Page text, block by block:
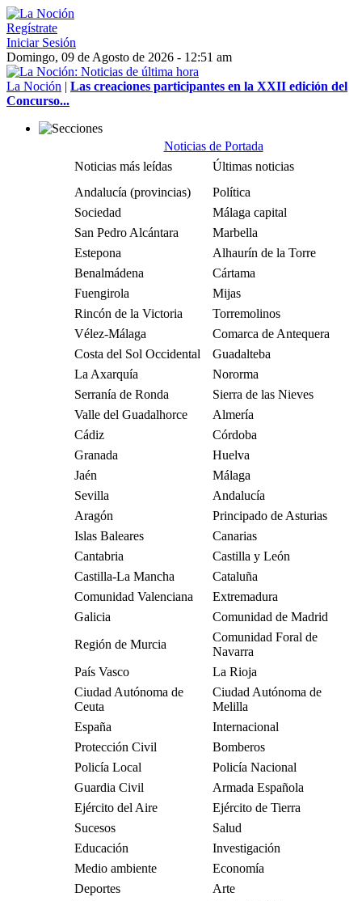
Regístrate
Iniciar Sesión
Domingo, 09 de Agosto de 2026 - 12:51 am
La Noción | Las creaciones participantes en la XXII edición del
Concurso...
Noticias de Portada
Noticias más leídas
Últimas noticias
Andalucía (provincias)
Política
Sociedad
Málaga capital
San Pedro Alcántara
Marbella
Estepona
Alhaurín de la Torre
Benalmádena
Cártama
Fuengirola
Mijas
Rincón de la Victoria
Torremolinos
Vélez-Málaga
Comarca de Antequera
Costa del Sol Occidental
Guadalteba
La Axarquía
Nororma
Serranía de Ronda
Sierra de las Nieves
Valle del Guadalhorce
Almería
Cádiz
Córdoba
Granada
Huelva
Jaén
Málaga
Sevilla
Andalucía
Aragón
Principado de Asturias
Islas Baleares
Canarias
Cantabria
Castilla y León
Castilla-La Mancha
Cataluña
Comunidad Valenciana
Extremadura
Galicia
Comunidad de Madrid
Región de Murcia
Comunidad Foral de
Navarra
País Vasco
La Rioja
Ciudad Autónoma de
Ceuta
Ciudad Autónoma de
Melilla
España
Internacional
Protección Civil
Bomberos
Policía Local
Policía Nacional
Guardia Civil
Armada Española
Ejército del Aire
Ejército de Tierra
Sucesos
Salud
Educación
Investigación
Medio ambiente
Economía
Deportes
Arte